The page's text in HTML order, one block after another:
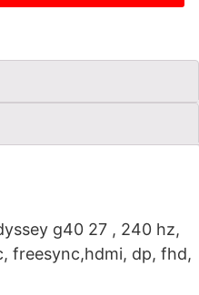
g40 27 , 240 hz,
freesync,hdmi, dp, fhd,